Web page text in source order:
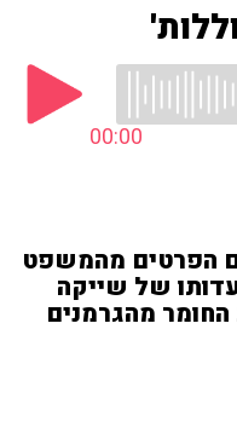
00:00
הפרטים מהמשפט
של שייקה
מהגרמנים